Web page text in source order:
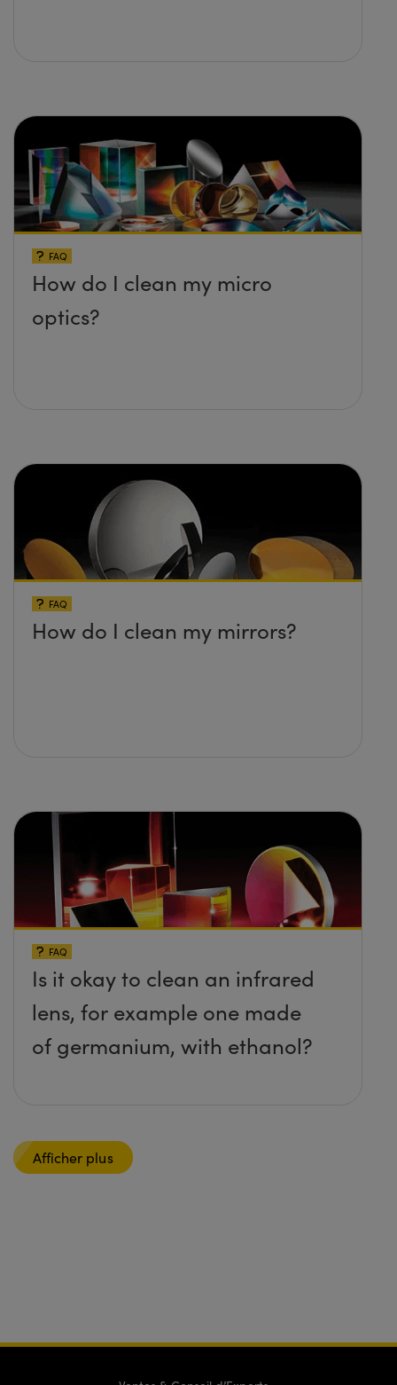
FAQ
How do I clean my micro
optics?
FAQ
How do I clean my mirrors?
FAQ
Is it okay to clean an infrared
lens, for example one made
of germanium, with ethanol?
Afficher plus